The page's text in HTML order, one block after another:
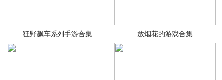
狂野飙车系列手游合集 放烟花的游戏合集